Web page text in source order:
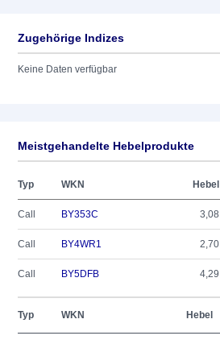
Zugehörige Indizes
Keine Daten verfügbar
Meistgehandelte Hebelprodukte
Typ WKN Hebel
Call BY353C 3,08
Call BY4WR1 2,70
Call BY5DFB 4,29
Typ WKN Hebel